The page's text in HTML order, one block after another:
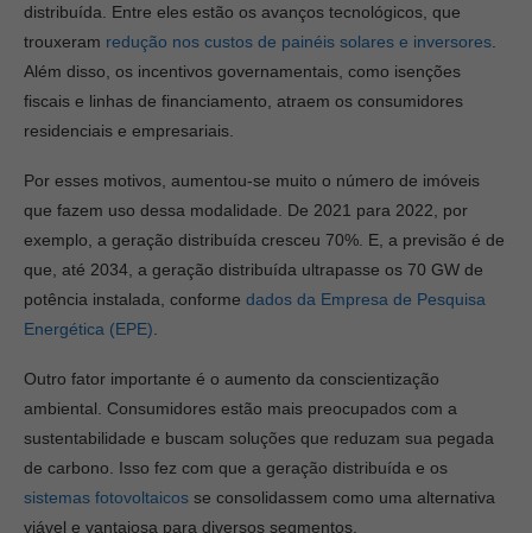
distribuída. Entre eles estão os avanços tecnológicos, que
trouxeram redução nos custos de painéis solares e inversores
Além disso, os incentivos governamentais, como isenções
fiscais e linhas de financiamento, atraem os consumidores
residenciais e empresariais.
Por esses motivos, aumentou-se muito o número de imóveis
que fazem uso dessa modalidade. De 2021 para 2022, por
exemplo, a geração distribuída cresceu 70%. E, a previsão é de
que, até 2034, a geração distribuída ultrapasse os 70 GW de
potência instalada, conforme dados da Empresa de Pesquisa
Energética (EPE)
Outro fator importante é o aumento da conscientização
ambiental. Consumidores estão mais preocupados com a
sustentabilidade e buscam soluções que reduzam sua pegada
de carbono. Isso fez com que a geração distribuída e os
sistemas fotovoltaicos se consolidassem como uma alternativa
viável e vantajosa para diversos segmentos.